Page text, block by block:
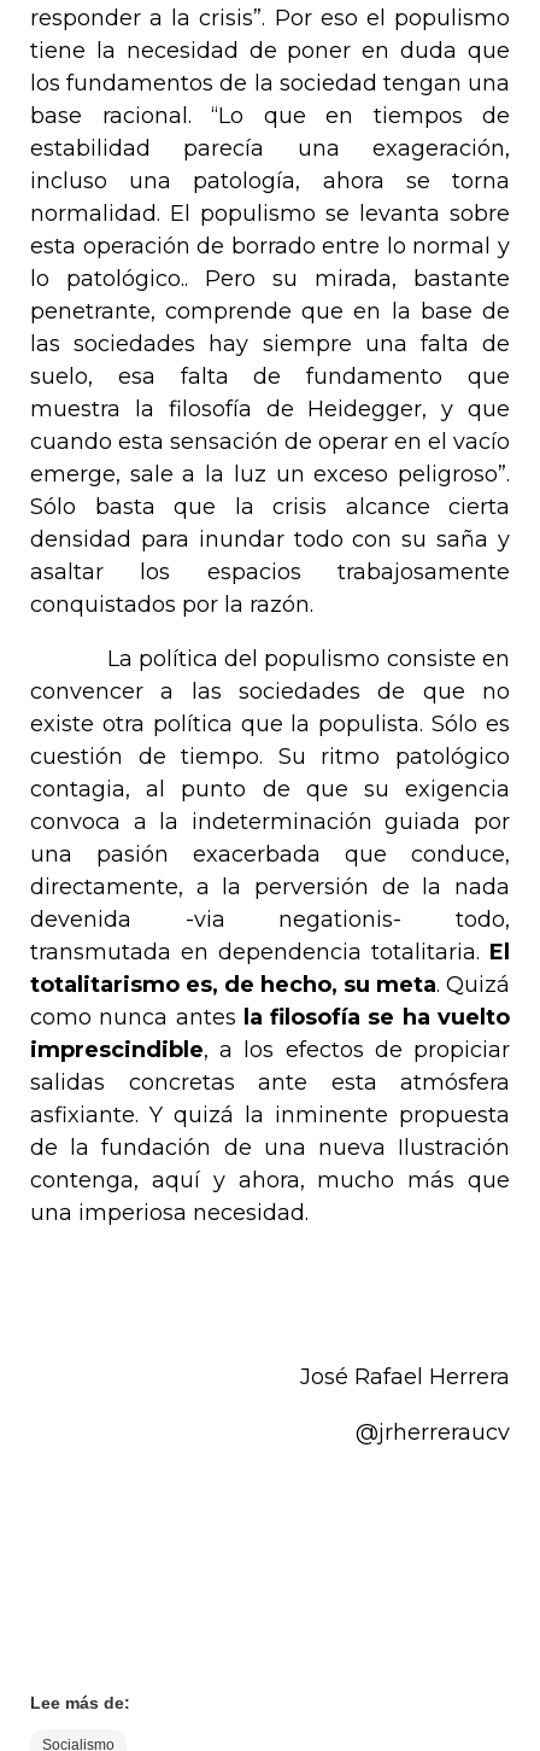
responder a la crisis”. Por eso el populismo
tiene la necesidad de poner en duda que
los fundamentos de la sociedad tengan una
base racional. “Lo que en tiempos de
estabilidad parecía una exageración,
incluso una patología, ahora se torna
normalidad. El populismo se levanta sobre
esta operación de borrado entre lo normal y
lo patológico.. Pero su mirada, bastante
penetrante, comprende que en la base de
las sociedades hay siempre una falta de
suelo, esa falta de fundamento que
muestra la filosofía de Heidegger, y que
cuando esta sensación de operar en el vacío
emerge, sale a la luz un exceso peligroso”.
Sólo basta que la crisis alcance cierta
densidad para inundar todo con su saña y
asaltar los espacios trabajosamente
conquistados por la razón.
La política del populismo consiste en
convencer a las sociedades de que no
existe otra política que la populista. Sólo es
cuestión de tiempo. Su ritmo patológico
contagia, al punto de que su exigencia
convoca a la indeterminación guiada por
una pasión exacerbada que conduce,
directamente, a la perversión de la nada
devenida -via negationis- todo,
transmutada en dependencia totalitaria. El
totalitarismo es, de hecho, su meta. Quizá
como nunca antes la filosofía se ha vuelto
imprescindible, a los efectos de propiciar
salidas concretas ante esta atmósfera
asfixiante. Y quizá la inminente propuesta
de la fundación de una nueva Ilustración
contenga, aquí y ahora, mucho más que
una imperiosa necesidad.
José Rafael Herrera
@jrherreraucv
Lee más de:
Socialismo